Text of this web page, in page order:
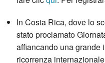
In Costa Rica, dove lo
stato proclamato
affiancando una grande
ricorrenza